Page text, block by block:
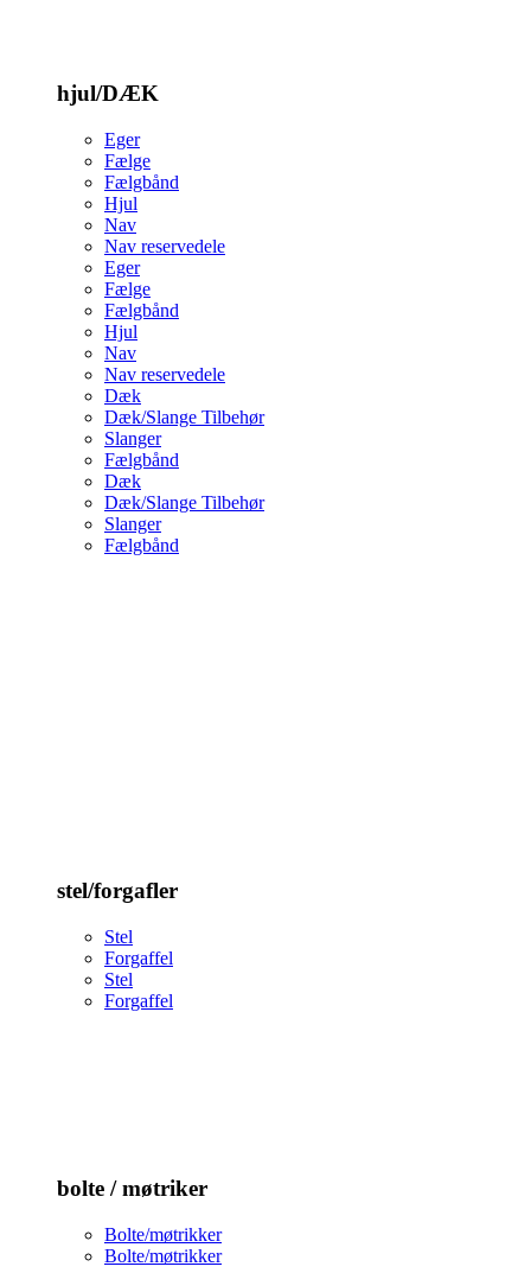
hjul/DÆK
Eger
Fælge
Fælgbånd
Hjul
Nav
Nav reservedele
Eger
Fælge
Fælgbånd
Hjul
Nav
Nav reservedele
Dæk
Dæk/Slange Tilbehør
Slanger
Fælgbånd
Dæk
Dæk/Slange Tilbehør
Slanger
Fælgbånd
stel/forgafler
Stel
Forgaffel
Stel
Forgaffel
bolte / møtriker
Bolte/møtrikker
Bolte/møtrikker